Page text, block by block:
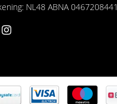
NL48 ABNA 0467208441